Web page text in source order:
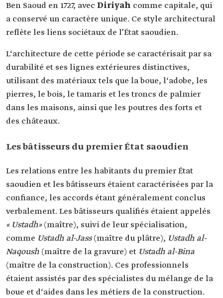
Ben Saoud‏ en 1727, avec
comme capitale, qui
a conservé un caractère unique. Ce style architectural
reflète les liens sociétaux de l’État saoudien.
L‘architecture de cette période se caractérisait par sa
durabilité et ses lignes extérieures distinctives,
utilisant des matériaux tels que la boue, l‘adobe, les
pierres, le bois, le tamaris et les troncs de palmier
dans les maisons, ainsi que les poutres des forts et
des châteaux.
Les bâtisseurs du premier État saoudien
Les relations entre les habitants du premier État
saoudien et les bâtisseurs étaient caractérisées par la
confiance, les accords étant généralement conclus
verbalement. Les bâtisseurs qualifiés étaient appelés
« Ustadh»(maître), suivi de leur spécialisation,
comme Ustadh al-Jass(maître du plâtre), Ustadh al-
Naqoush (maître de la gravure) et Ustadh al-Bina
(maître de la construction). Ces professionnels
étaient assistés par des spécialistes du mélange de la
boue et d‘aides dans les métiers de la construction.